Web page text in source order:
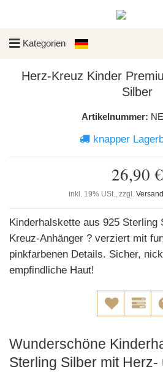
Kategorien
Herz-Kreuz Kinder
Silber
Artikelnummer:
knapper
26,90 €
inkl. 19% USt., zzgl. Versand
Kinderhalskette aus 925 Sterling
Kreuz-Anhänger ? verziert mit
pinkfarbenen Details. Sicher,
empfindliche Haut!
Wunderschöne
Sterling Silber mit Herz-